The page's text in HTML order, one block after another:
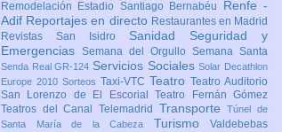
Remodelación Estadio Santiago Bernabéu Renfe -
Adif Reportajes en directo Restaurantes en Madrid
Revistas San Isidro Sanidad Seguridad y
Emergencias Semana del Orgullo Semana Santa
Senda Real GR-124 Servicios SocialesSolar Decathlon
Europe 2010 Sorteos Taxi-VTC Teatro Teatro Auditorio
San Lorenzo de El EscorialTeatro Fernán Gómez
Teatros del Canal Telemadrid TransporteTúnel de
Santa María de la Cabeza Turismo Valdebebas